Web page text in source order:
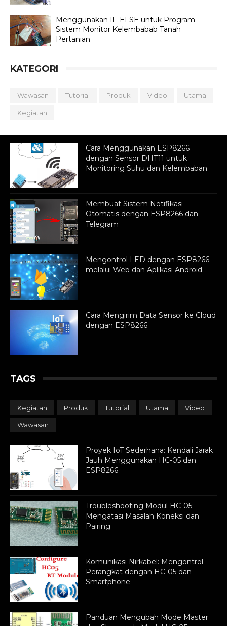
Menggunakan IF-ELSE untuk Program
Sistem Monitor Kelembabab Tanah
Pertanian
KATEGORI
Wawasan Tutorial Produk Video Utama
Kegiatan
Cara Menggunakan ESP8266
dengan Sensor DHT11 untuk
Monitoring Suhu dan Kelembaban
Membuat Sistem Notifikasi
Otomatis dengan ESP8266 dan
Telegram
Mengontrol LED dengan ESP8266
melalui Web dan Aplikasi Android
Cara Mengirim Data Sensor ke Cloud
dengan ESP8266
TAGS
Kegiatan Produk Tutorial Utama Video
Wawasan
Proyek IoT Sederhana: Kendali Jarak
Jauh Menggunakan HC-05 dan
ESP8266
Troubleshooting Modul HC-05:
Mengatasi Masalah Koneksi dan
Pairing
Komunikasi Nirkabel: Mengontrol
Perangkat dengan HC-05 dan
Smartphone
Panduan Mengubah Mode Master